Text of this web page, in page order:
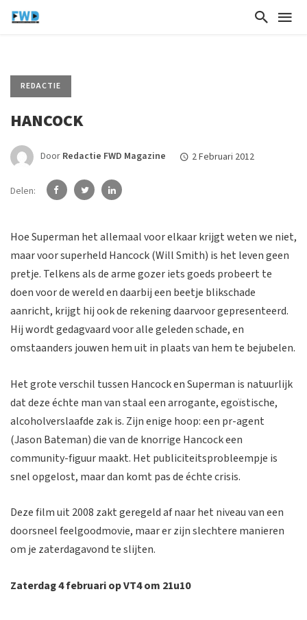
REDACTIE
HANCOCK
Door Redactie FWD Magazine 2 Februari 2012
Delen:
Hoe Superman het allemaal voor elkaar krijgt weten we niet,
maar voor superheld Hancock (Will Smith) is het leven geen
pretje. Telkens als de arme gozer iets goeds probeert te
doen voor de wereld en daarbij een beetje blikschade
aanricht, krijgt hij ook de rekening daarvoor gepresenteerd.
Hij wordt gedagvaard voor alle geleden schade, en
omstaanders jouwen hem uit in plaats van hem te bejubelen.
Het grote verschil tussen Hancock en Superman is natuurlijk
dat deze échte man van staal een arrogante, egoïstische,
alcoholverslaafde zak is. Zijn enige hoop: een pr-agent
(Jason Bateman) die van de knorrige Hancock een
community-figuur maakt. Het publiciteitsprobleempje is
snel opgelost, maar dan komt pas de échte crisis.
Deze film uit 2008 zakt geregeld af naar het niveau van een
doorsneel feelgoodmovie, maar er zijn slechtere manieren
om je zaterdagavond te slijten.
Zaterdag 4 februari op VT4 om 21u10